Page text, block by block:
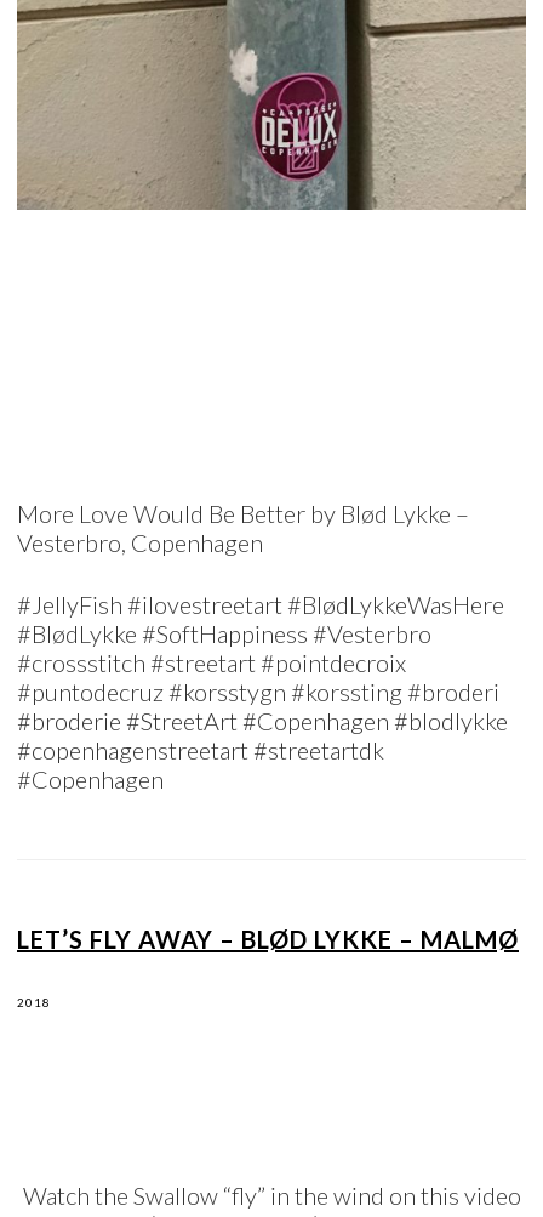
More Love Would Be Better by Blød Lykke –
Vesterbro, Copenhagen
#JellyFish #ilovestreetart #BlødLykkeWasHere
#BlødLykke #SoftHappiness #Vesterbro
#crossstitch #streetart #pointdecroix
#puntodecruz #korsstygn #korssting #broderi
#broderie #StreetArt #Copenhagen #blodlykke
#copenhagenstreetart #streetartdk
#Copenhagen
LET’S FLY AWAY – BLØD LYKKE – MALMØ
2018
Watch the Swallow “fly” in the wind on this video